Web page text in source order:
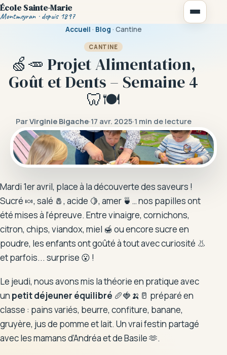
École Sainte-Marie
Montmeyran · depuis 1897
Notre école
La cantine
Règlement intérieur
Activités périscolaires
Les enseignantes
L'APEL
L'OGEC
Accueil · Blog · Cantine
CANTINE
🍏🥕 Projet Alimentation,
Goût et Dents – Semaine 4
🦷🍽️
ParVirginie Bigache·17 avr. 2025·1 min de lecture
Mardi 1er avril, place à la découverte des saveurs !
Sucré 🍬, salé 🧂, acide 🍋, amer 🍵… nos papilles ont
été mises à l’épreuve. Entre vinaigre, cornichons,
citron, chips, viandox, miel 🍯 ou encore sucre en
poudre, les enfants ont goûté à tout avec curiosité 👃
et parfois... surprise 😮 !
Le jeudi, nous avons mis la théorie en pratique avec
un petit déjeuner équilibré 🥖🍓🍌🥛 préparé en
classe : pains variés, beurre, confiture, banane,
gruyère, jus de pomme et lait. Un vrai festin partagé
avec les mamans d’Andréa et de Basile 🫶.